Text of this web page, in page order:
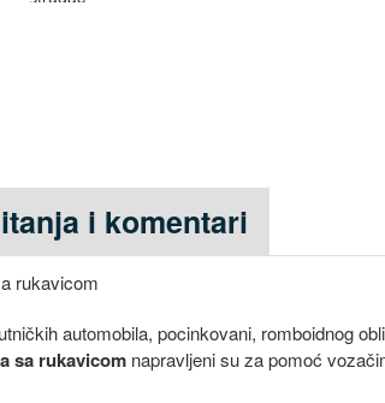
i komentari
rukavicom
automobila, pocinkovani, romboidnog
sa rukavicom napravljeni su za pomoć